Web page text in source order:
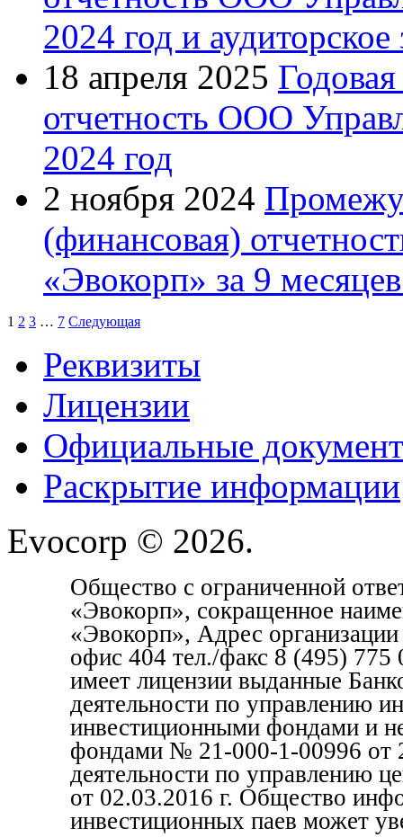
2024 год и
18 апреля 2025
отчетность ООО
2024 год
2 ноября 2024
(финансовая)
«Эвокорп» за 9
1 2 3 … 7 Следующая
Реквизиты
Лицензии
Официальные
Раскрытие информации
Evocorp © 2026.
Общество с ограниченной
«Эвокорп», сокращенное
«Эвокорп», Адрес
офис 404 тел./факс 8 (495)
имеет лицензии выданные
деятельности по управлению
инвестиционными фондами и
фондами № 21-000-1-00996 от
деятельности по управлению
от 02.03.2016 г. Общество
инвестиционных паев может